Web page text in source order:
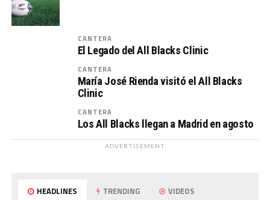
CANTERA
El Legado del All Blacks Clinic
CANTERA
María José Rienda visitó el All Blacks
Clinic
CANTERA
Los All Blacks llegan a Madrid en agosto
ADVERTISEMENT
HEADLINES TRENDING VIDEOS